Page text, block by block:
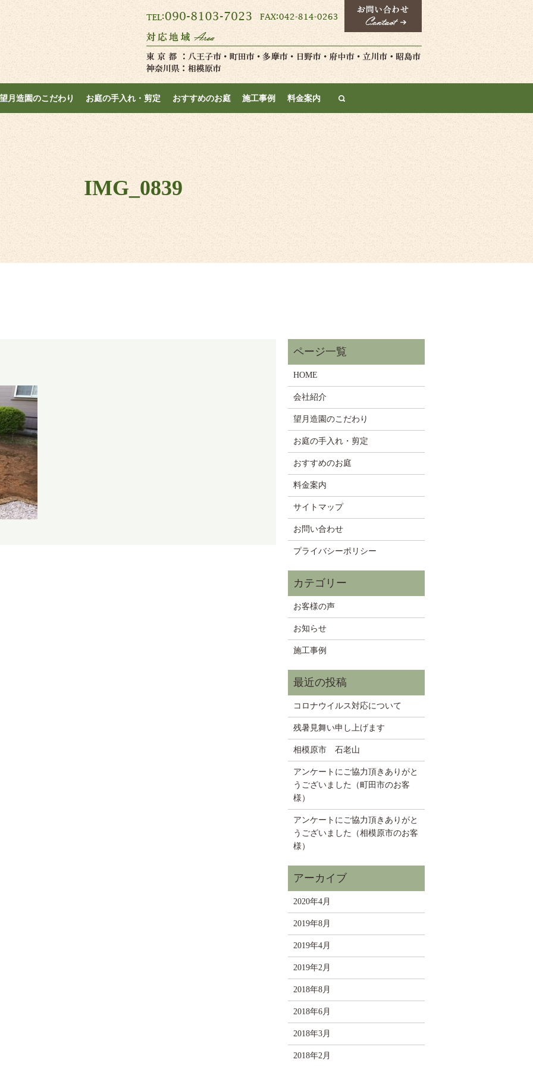
望月造園のこだわり お庭の手入れ・剪定 おすすめのお庭 施工事例 料金案内
IMG_0839
HOME
会社紹介
望月造園のこだわり
お庭の手入れ・剪定
おすすめのお庭
料金案内
サイトマップ
お問い合わせ
プライバシーポリシー
お客様の声
お知らせ
施工事例
コロナウイルス対応について
残暑見舞い申し上げます
相模原市 石老山
アンケートにご協力頂きありがと
うございました（町田市のお客
様）
アンケートにご協力頂きありがと
うございました（相模原市のお客
様）
2020年4月
2019年8月
2019年4月
2019年2月
2018年8月
2018年6月
2018年3月
2018年2月